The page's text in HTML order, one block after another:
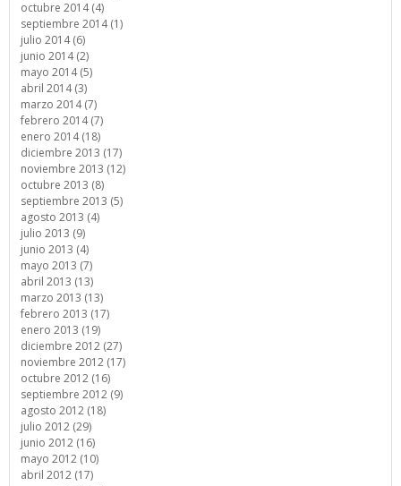
octubre 2014 (4)
septiembre 2014 (1)
julio 2014 (6)
junio 2014 (2)
mayo 2014 (5)
abril 2014 (3)
marzo 2014 (7)
febrero 2014 (7)
enero 2014 (18)
diciembre 2013 (17)
noviembre 2013 (12)
octubre 2013 (8)
septiembre 2013 (5)
agosto 2013 (4)
julio 2013 (9)
junio 2013 (4)
mayo 2013 (7)
abril 2013 (13)
marzo 2013 (13)
febrero 2013 (17)
enero 2013 (19)
diciembre 2012 (27)
noviembre 2012 (17)
octubre 2012 (16)
septiembre 2012 (9)
agosto 2012 (18)
julio 2012 (29)
junio 2012 (16)
mayo 2012 (10)
abril 2012 (17)